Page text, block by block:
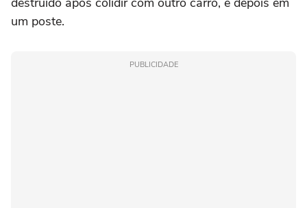
um poste.
PUBLICIDADE